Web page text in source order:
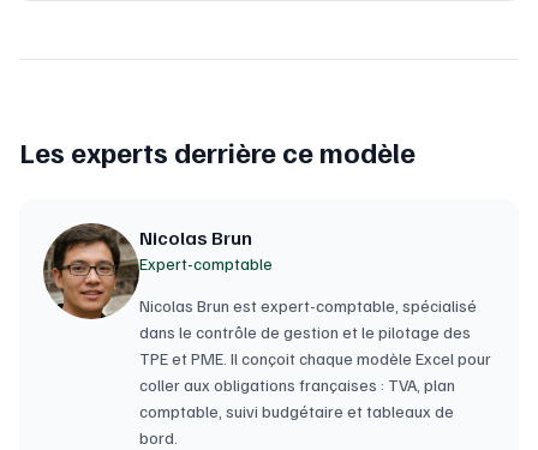
Les experts derrière ce modèle
Nicolas Brun
Expert-comptable
Nicolas Brun est expert-comptable, spécialisé
dans le contrôle de gestion et le pilotage des
TPE et PME. Il conçoit chaque modèle Excel pour
coller aux obligations françaises : TVA, plan
comptable, suivi budgétaire et tableaux de
bord.